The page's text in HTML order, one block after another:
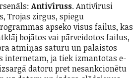
Antivīruss. Antivīrusi
Trojas zirgus, spiegu
apseko visus failus, kas
bojātos vai pārveidotos failus,
atmiņas saturu un palaistos
internetam, ja tiek izmantotas e-
datoru pret nesankcionētu